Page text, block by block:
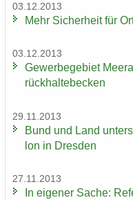
03.12.2013
Mehr Si­cher­heit für
03.12.2013
Ge­wer­be­ge­biet
rück­hal­te­be­cken
29.11.2013
Bund und Land
lon in Dres­den
27.11.2013
In ei­ge­ner Sache: